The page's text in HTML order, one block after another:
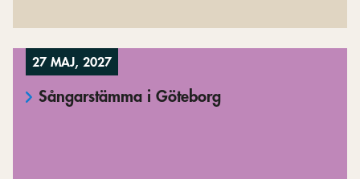
27 MAJ, 2027
Sångarstämma i Göteborg